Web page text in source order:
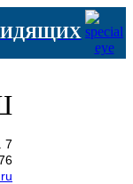
7